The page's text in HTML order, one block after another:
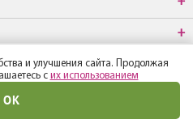
и улучшения сайта. Продолжая
с их использованием
ОК